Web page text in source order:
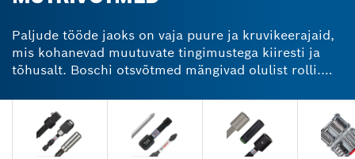
Paljude tööde jaoks on vaja puure ja kruvikeerajaid,
mis kohanevad muutuvate tingimustega kiiresti ja
tõhusalt. Boschi otsvõtmed mängivad olulist rolli.
pikkuses ja läbimõõdus ning tagavad iga nõudliku
töö jaoks eriti hea vastupidavuse. Universaalsed
magnetilised, ühe klõpsuga kiirvabastusega hoidikud